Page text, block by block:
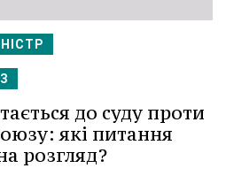
до суду проти
які питання
розгляд?